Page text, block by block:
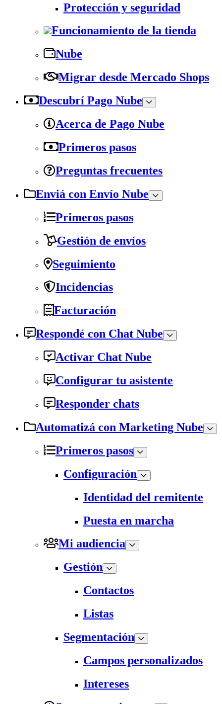
Protección y seguridad
Funcionamiento de la tienda
Nube
Migrar desde Mercado Shops
Descubrí Pago Nube
Acerca de Pago Nube
Primeros pasos
Preguntas frecuentes
Enviá con Envío Nube
Primeros pasos
Gestión de envíos
Seguimiento
Incidencias
Facturación
Respondé con Chat Nube
Activar Chat Nube
Configurar tu asistente
Responder chats
Automatizá con Marketing Nube
Primeros pasos
Configuración
Identidad del remitente
Puesta en marcha
Mi audiencia
Gestión
Contactos
Listas
Segmentación
Campos personalizados
Intereses